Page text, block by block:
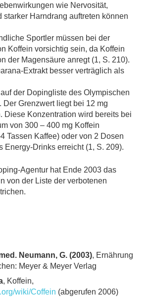
wie Nervosität,
starker Harndrang auftreten können
Sportler müssen bei der
Koffein vorsichtig sein, da Koffein
der Magensäure anregt (1, S. 210).
Extrakt besser verträglich als
der Dopingliste des Olympischen
Der Grenzwert liegt bei 12 mg
Diese Konzentration wird bereits bei
von 300 – 400 mg Koffein
Tassen Kaffee) oder von 2 Dosen
Energy-Drinks erreicht (1, S. 209).
Agentur hat Ende 2003 das
von der Liste der verbotenen
Neumann, G. (2003), Ernährung
Meyer & Meyer Verlag
, Koffein,
wiki/Coffein (abgerufen 2006)